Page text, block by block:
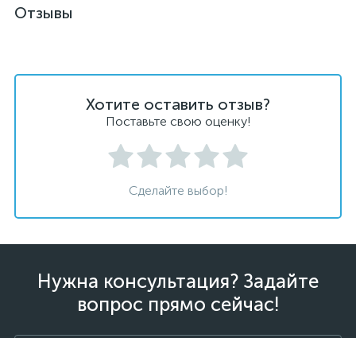
Отзывы
Хотите оставить отзыв?
Поставьте свою оценку!
Сделайте выбор!
Нужна консультация? Задайте
вопрос прямо сейчас!